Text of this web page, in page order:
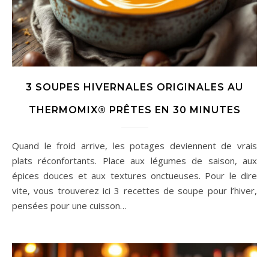
3 SOUPES HIVERNALES ORIGINALES AU
THERMOMIX® PRÊTES EN 30 MINUTES
Quand le froid arrive, les potages deviennent de vrais
plats réconfortants. Place aux légumes de saison, aux
épices douces et aux textures onctueuses. Pour le dire
vite, vous trouverez ici 3 recettes de soupe pour l’hiver,
pensées pour une cuisson…